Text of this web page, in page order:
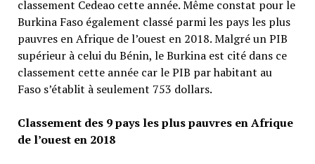
classement Cedeao cette année. Même constat pour le
Burkina Faso également classé parmi les pays les plus
pauvres en Afrique de l’ouest en 2018. Malgré un PIB
supérieur à celui du Bénin, le Burkina est cité dans ce
classement cette année car le PIB par habitant au
Faso s’établit à seulement 753 dollars.
Classement des 9 pays les plus pauvres en Afrique
de l’ouest en 2018